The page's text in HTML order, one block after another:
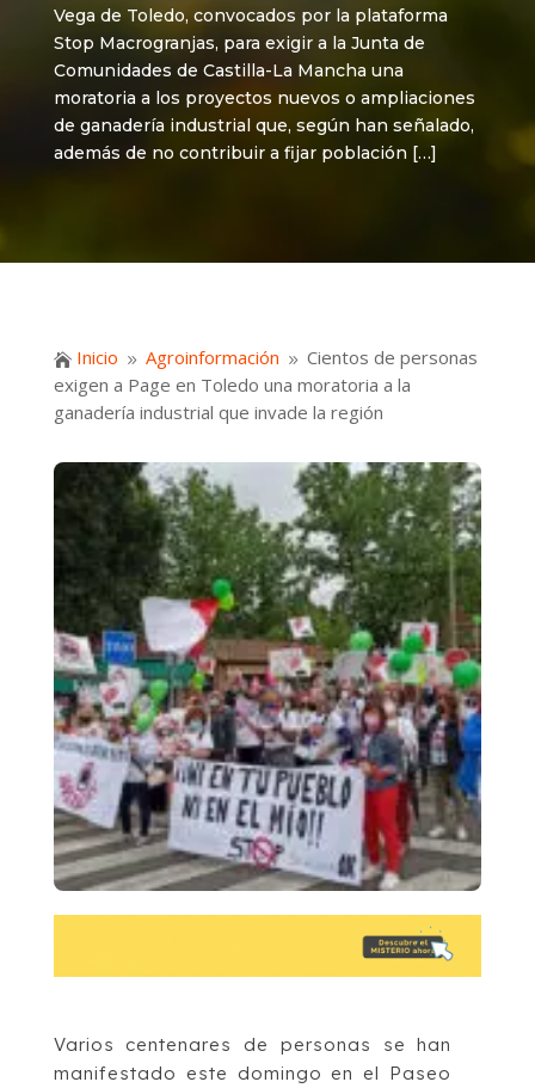
Vega de Toledo, convocados por la plataforma
Stop Macrogranjas, para exigir a la Junta de
Comunidades de Castilla-La Mancha una
moratoria a los proyectos nuevos o ampliaciones
de ganadería industrial que, según han señalado,
además de no contribuir a fijar población […]
 Inicio 9 Agroinformación 9 Cientos de personas
exigen a Page en Toledo una moratoria a la
ganadería industrial que invade la región
Varios centenares de personas se han
manifestado este domingo en el Paseo